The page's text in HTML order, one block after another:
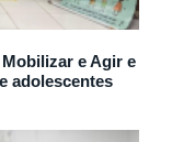
e Agir e
adolescentes